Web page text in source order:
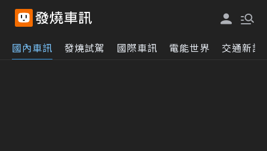
國內車訊 發燒試駕 國際車訊 電能世界 交通新訊